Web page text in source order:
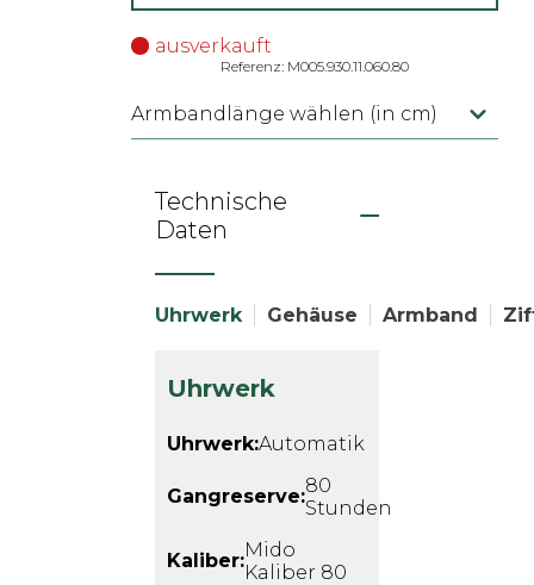
ausverkauft
Referenz: M005.930.11.060.80
Armbandlänge wählen (in cm)
Technische
Daten
Uhrwerk Gehäuse Armband
Uhrwerk
Uhrwerk:Automatik
Gangreserve:80
Stunden
Kaliber:Mido
Kaliber 80